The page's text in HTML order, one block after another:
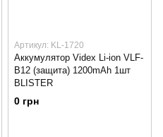
Артикул: KL-1720
Аккумулятор Videx Li-ion VLF-
B12 (защита) 1200mAh 1шт
BLISTER
0 грн